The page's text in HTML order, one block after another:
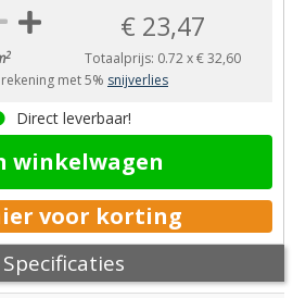
2
€ 23,47
Totaalprijs: 0.72x€ 32,60
met 5% snijverlies
Direct leverbaar!
winkelwagen
voor korting
Specificaties